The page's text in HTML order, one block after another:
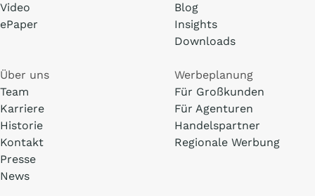
Video
ePaper
Blog
Insights
Downloads
Über uns
Team
Karriere
Historie
Kontakt
Presse
News
Werbeplanung
Für Großkunden
Für Agenturen
Handelspartner
Regionale Werbung